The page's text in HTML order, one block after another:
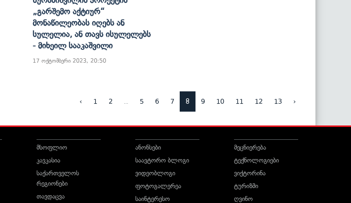
„გარშემო Აქტიურ“
Მონაწილეობას Იღებს Ან
Სულელია, Ან Თავს Ისულელებს
- Მიხეილ Სააკაშვილი
17 ოქტომბერი 2023, 20:50
‹ 1 2 5 6 7 8 9 10 11 12 13 ›
მსოფლიო
კავკასია
საქართველოს
რეგიონები
თავდაცვა
ანონსები
საავტორო ბლოგი
ვიდეობლოგი
ფოტოგალერეა
საინტერესო
მეცნიერება
ტექნოლოგიები
ვიქტორინა
ტურიზმი
ღვინო